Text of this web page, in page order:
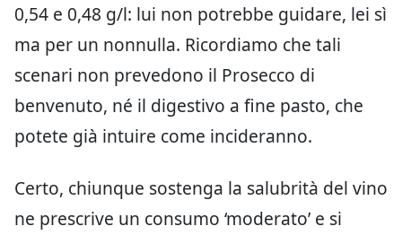
0,54 e 0,48 g/l: lui non potrebbe guidare, lei sì
ma per un nonnulla. Ricordiamo che tali
scenari non prevedono il Prosecco di
benvenuto, né il digestivo a fine pasto, che
potete già intuire come incideranno.
Certo, chiunque sostenga la salubrità del vino
ne prescrive un consumo ‘moderato’ e si